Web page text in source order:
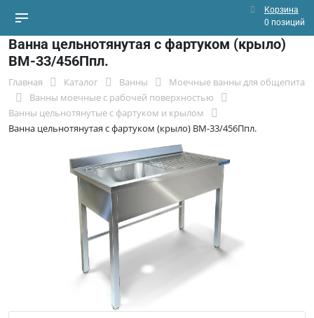
Корзина
0 позиций
Ванна цельнотянутая с фартуком (крыло)
ВМ-33/456Ппл.
Главная Каталог Ванны
Моечные ванны для общепита
Ванны моечные с рабочей поверхностью
Ванны цельнотянутые с фартуком и крылом
Ванна цельнотянутая с фартуком (крыло) ВМ-33/456Ппл.